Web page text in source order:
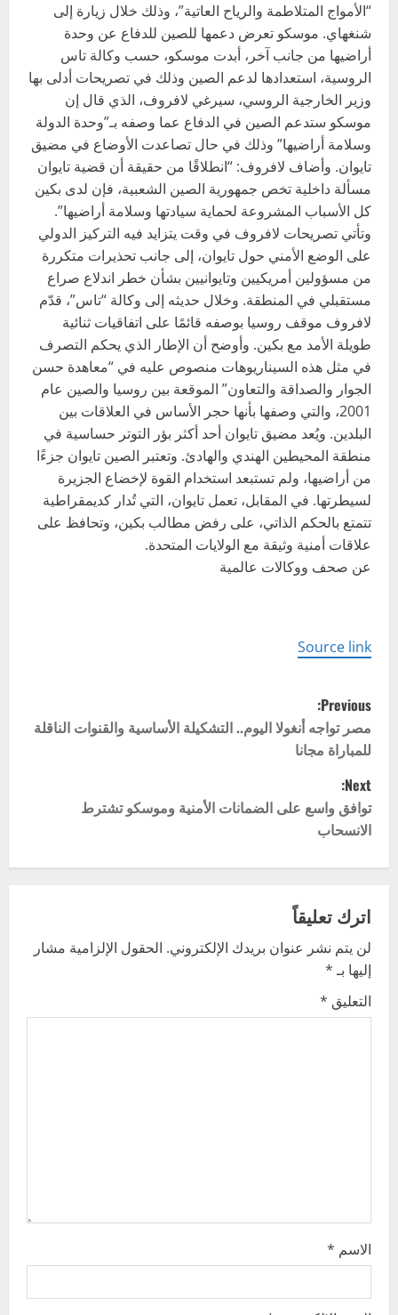
“الأمواج المتلاطمة والرياح العاتية”، وذلك خلال زيارة إلى
شنغهاي. موسكو تعرض دعمها للصين للدفاع عن وحدة
أراضيها من جانب آخر، أبدت موسكو، حسب وكالة تاس
الروسية، استعدادها لدعم الصين وذلك في تصريحات أدلى بها
وزير الخارجية الروسي، سيرغي لافروف، الذي قال إن
موسكو ستدعم الصين في الدفاع عما وصفه بـ”وحدة الدولة
وسلامة أراضيها” وذلك في حال تصاعدت الأوضاع في مضيق
تايوان. وأضاف لافروف: “انطلاقًا من حقيقة أن قضية تايوان
مسألة داخلية تخص جمهورية الصين الشعبية، فإن لدى بكين
كل الأسباب المشروعة لحماية سيادتها وسلامة أراضيها”.
وتأتي تصريحات لافروف في وقت يتزايد فيه التركيز الدولي
على الوضع الأمني حول تايوان، إلى جانب تحذيرات متكررة
من مسؤولين أمريكيين وتايوانيين بشأن خطر اندلاع صراع
مستقبلي في المنطقة. وخلال حديثه إلى وكالة “تاس”، قدّم
لافروف موقف روسيا بوصفه قائمًا على اتفاقيات ثنائية
طويلة الأمد مع بكين. وأوضح أن الإطار الذي يحكم التصرف
في مثل هذه السيناريوهات منصوص عليه في “معاهدة حسن
الجوار والصداقة والتعاون” الموقعة بين روسيا والصين عام
2001، والتي وصفها بأنها حجر الأساس في العلاقات بين
البلدين. ويُعد مضيق تايوان أحد أكثر بؤر التوتر حساسية في
منطقة المحيطين الهندي والهادئ. وتعتبر الصين تايوان جزءًا
من أراضيها، ولم تستبعد استخدام القوة لإخضاع الجزيرة
لسيطرتها. في المقابل، تعمل تايوان، التي تُدار كديمقراطية
تتمتع بالحكم الذاتي، على رفض مطالب بكين، وتحافظ على
علاقات أمنية وثيقة مع الولايات المتحدة.
عن صحف ووكالات عالمية
Source link
P
o
s
t
n
v
i
g
Previous:
مصر تواجه أنغولا اليوم.. التشكيلة الأساسية والقنوات الناقلة
للمباراة مجانا
Next:
توافق واسع على الضمانات الأمنية وموسكو تشترط
الانسحاب
اترك تعليقاً
لن يتم نشر عنوان بريدك الإلكتروني. الحقول الإلزامية مشار
إليها بـ*
التعليق *
الاسم *